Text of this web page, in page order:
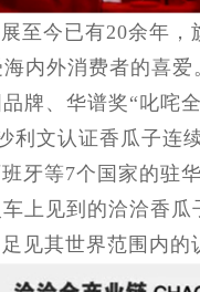
至今已有20余年
内外消费者的喜
牌、华谱奖“叱咤
利文认证香瓜子连
牙等7个国家的驻
上见到的洽洽香
见其世界范围内的